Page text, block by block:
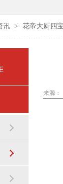
讯 > 花帝大厨四
来源：